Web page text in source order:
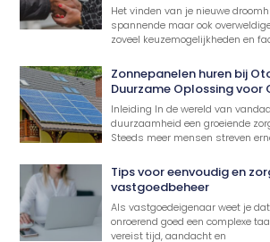
Het vinden van je nieuwe
spannende maar ook
zoveel keuzemogelijkheden en
Zonnepanelen huren bij
Duurzame Oplossing voor
Inleiding In de wereld van
duurzaamheid een groeiende
Steeds meer mensen streven
Tips voor eenvoudig en
vastgoedbeheer
Als vastgoedeigenaar weet je
onroerend goed een complexe
vereist tijd, aandacht en